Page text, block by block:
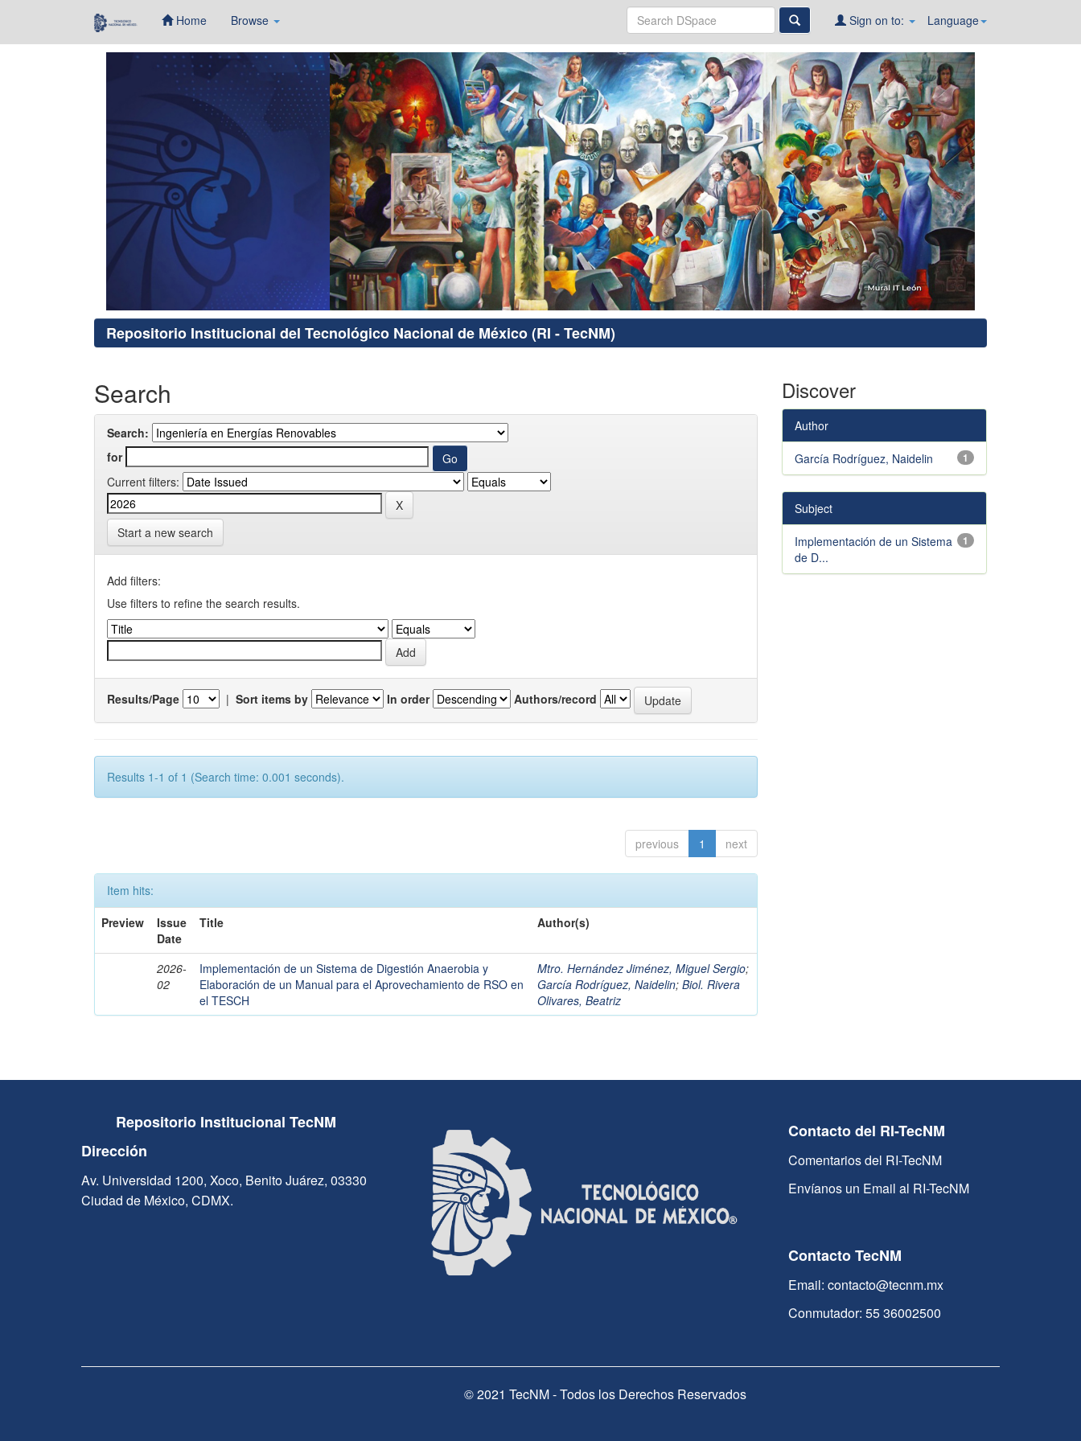
Home Browse Language
Sign on to:
Repositorio Institucional del Tecnológico Nacional de México (RI - TecNM)
Search
Search:
for
Current filters:
Start a new search
Add filters:
Use filters to refine the search results.
Results/Page | Sort items by In order Authors/record
Results 1-1 of 1 (Search time: 0.001 seconds).
previous 1 next
Item hits:
Preview
Issue
Date
Title Author(s)
2026-
02
Implementación de un Sistema de Digestión Anaerobia y
Elaboración de un Manual para el Aprovechamiento de RSO en
el TESCH
Mtro. Hernández Jiménez, Miguel Sergio;
García Rodríguez, Naidelin; Biol. Rivera
Olivares, Beatriz
Discover
Author
1
García Rodríguez, Naidelin
Subject
1
Implementación de un Sistema
de D...
Repositorio Institucional TecNM
Dirección
Av. Universidad 1200, Xoco, Benito Juárez, 03330
Ciudad de México, CDMX.
Contacto del RI-TecNM
Comentarios del RI-TecNM
Envíanos un Email al RI-TecNM
Contacto TecNM
Email: contacto@tecnm.mx
Conmutador: 55 36002500
© 2021 TecNM - Todos los Derechos Reservados